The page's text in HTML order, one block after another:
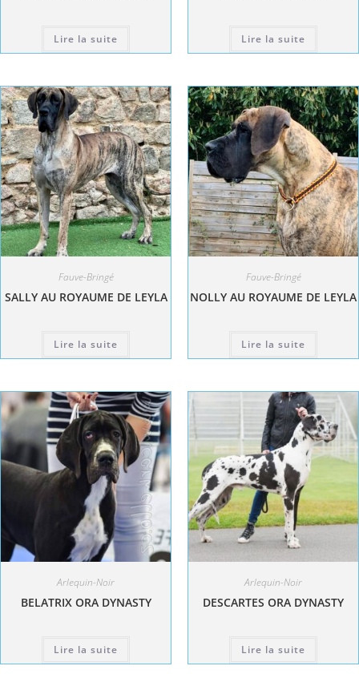
Lire la suite Lire la suite
Fauve-Bringé
SALLY AU ROYAUME DE LEYLA
Lire la suite
Fauve-Bringé
NOLLY AU ROYAUME DE LEYLA
Lire la suite
Arlequin-Noir
BELATRIX ORA DYNASTY
Lire la suite
Arlequin-Noir
DESCARTES ORA DYNASTY
Lire la suite